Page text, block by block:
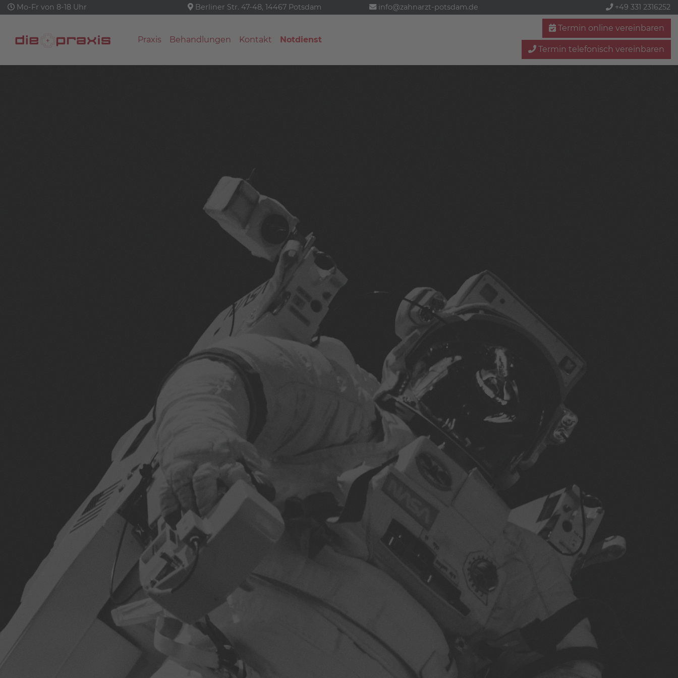
Mo-Fr von 8-18 Uhr Berliner Str. 47-48, 14467 Potsdam info@zahnarzt-potsdam.de +49 331 2316252
Praxis Behandlungen Kontakt Notdienst
Termin online vereinbaren
Termin telefonisch vereinbaren